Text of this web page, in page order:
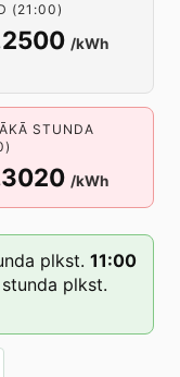
(21:00)
/kWh
STUNDA
/kWh
plkst. 11:00
plkst.